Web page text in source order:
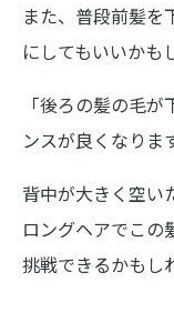
また、普段前髪を
にしてもいいかも
「後ろの髪の毛
ンスが良くなりま
背中が大きく空い
ロングヘアでこの
挑戦できるかもし